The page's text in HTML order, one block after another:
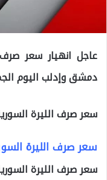
عاجل انهيار سعر
دمشق وإدلب اليوم الجمعة 30/8/
سعر صرف الليرة
سعر صرف الليرة
سعر صرف الليرة